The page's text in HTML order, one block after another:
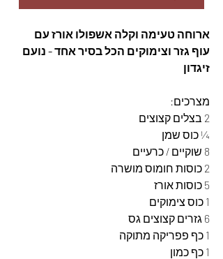
ארוחה טעימה וקלה אשפולו אורז עם
עוף גזר וצימוקים הכל בסיר אחד - נועם
זיגדון
מצרכים:
2 בצלים קצוצים
¼ כוס שמן
8 שוקיים / כרעיים
2 כוסות חומוס מושרה
5 כוסות אורז
1 כוס צימוקים
6 גזרים קצוצים גס
1 כף פפריקה מתוקה
1 כף כמון